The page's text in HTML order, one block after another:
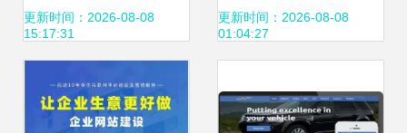
设中的应用解析
更新时间：2026-08-08
15:17:31
设计要点
更新时间：2026-08-08
01:04:27